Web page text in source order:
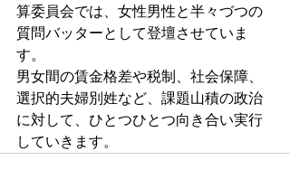
算委員会では、女性男性と半々づつの
質問バッターとして登壇させていま
す。
男女間の賃金格差や税制、社会保障、
選択的夫婦別姓など、課題山積の政治
に対して、ひとつひとつ向き合い実行
していきます。